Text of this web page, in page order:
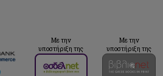
Με την
υποστήριξη της
Με την
υποστήριξη της